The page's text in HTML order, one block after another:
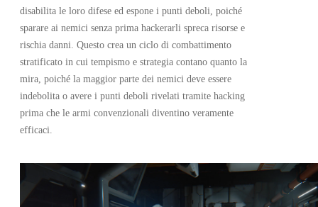
disabilita le loro difese ed espone i punti deboli, poiché
sparare ai nemici senza prima hackerarli spreca risorse e
rischia danni. Questo crea un ciclo di combattimento
stratificato in cui tempismo e strategia contano quanto la
mira, poiché la maggior parte dei nemici deve essere
indebolita o avere i punti deboli rivelati tramite hacking
prima che le armi convenzionali diventino veramente
efficaci.